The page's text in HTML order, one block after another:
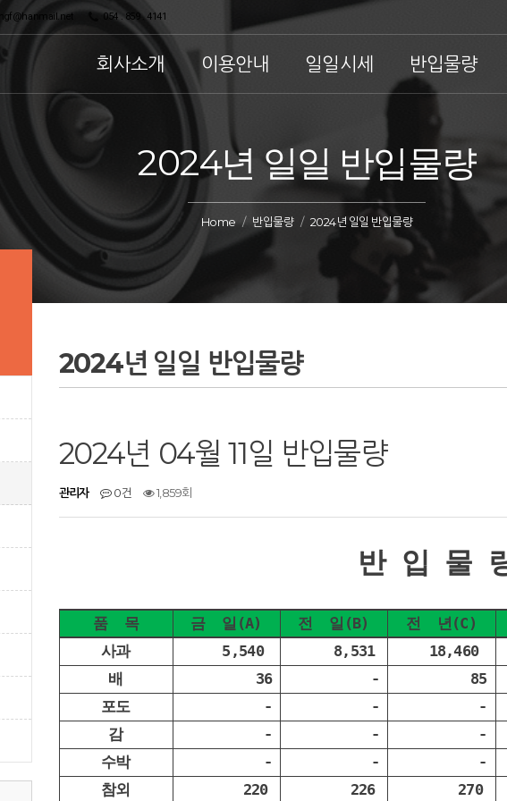
054 . 859 . 4141
회사소개 이용안내 일일시세 반입물량
2024년 일일 반입물량
Home 반입물량 2024년 일일 반입물량
2024년 일일 반입물량
2024년 04월 11일 반입물량
관리자 0건 1,859회
반 입 물
품 목 금 일(A) 전 일(B)
전 년(C)
사과
5,540 8,531
18,460
배
36 -
85
포도
- -
-
감
- -
-
수박
- -
-
참외
220 226 270